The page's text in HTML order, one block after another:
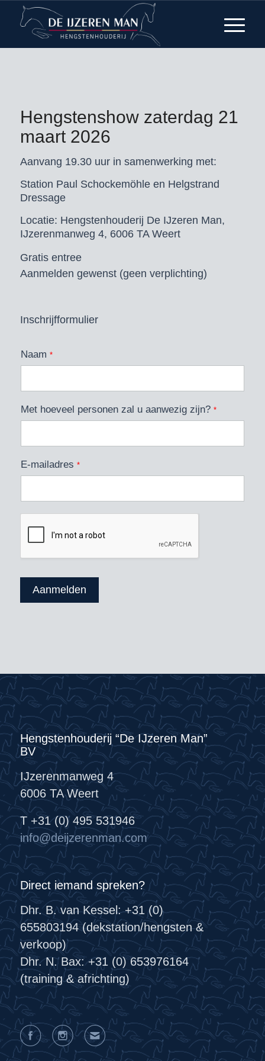
Hengstenshow zaterdag 21
maart 2026
Aanvang 19.30 uur in samenwerking met:
Station Paul Schockemöhle en Helgstrand
Dressage
Locatie: Hengstenhouderij De IJzeren Man,
IJzerenmanweg 4, 6006 TA Weert
Gratis entree
Aanmelden gewenst (geen verplichting)
Inschrijfformulier
Naam *
Met hoeveel personen zal u aanwezig zijn? *
E-mailadres *
Aanmelden
Hengstenhouderij “De IJzeren Man”
BV
IJzerenmanweg 4
6006 TA Weert
T +31 (0) 495 531946
info@deijzerenman.com
Direct iemand spreken?
Dhr. B. van Kessel: +31 (0)
655803194 (dekstation/hengsten &
verkoop)
Dhr. N. Bax: +31 (0) 653976164
(training & africhting)